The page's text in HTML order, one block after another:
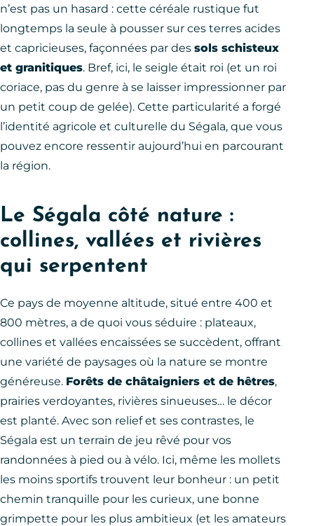
n’est pas un hasard : cette céréale rustique fut
longtemps la seule à pousser sur ces terres acides
et capricieuses, façonnées par des sols schisteux
et granitiques. Bref, ici, le seigle était roi (et un roi
coriace, pas du genre à se laisser impressionner par
un petit coup de gelée). Cette particularité a forgé
l’identité agricole et culturelle du Ségala, que vous
pouvez encore ressentir aujourd’hui en parcourant
la région.
Le Ségala côté nature :
collines, vallées et rivières
qui serpentent
Ce pays de moyenne altitude, situé entre 400 et
800 mètres, a de quoi vous séduire : plateaux,
collines et vallées encaissées se succèdent, offrant
une variété de paysages où la nature se montre
généreuse. Forêts de châtaigniers et de hêtres,
prairies verdoyantes, rivières sinueuses… le décor
est planté. Avec son relief et ses contrastes, le
Ségala est un terrain de jeu rêvé pour vos
randonnées à pied ou à vélo. Ici, même les mollets
les moins sportifs trouvent leur bonheur : un petit
chemin tranquille pour les curieux, une bonne
grimpette pour les plus ambitieux (et les amateurs